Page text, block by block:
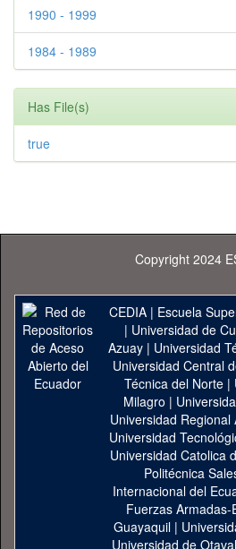
1990 - 1999
1984 - 1989
Has File(s)
true
Copyright 2024
CEDIA| Escuela
| Universidad de
Azuay| Universidad
Universidad Central
Técnica del Norte |
Milagro |
Universidad
Universidad
Universidad Catolica
Politécnica
Internacional del
Fuerzas Armadas-
Guayaquil|
Universidad de